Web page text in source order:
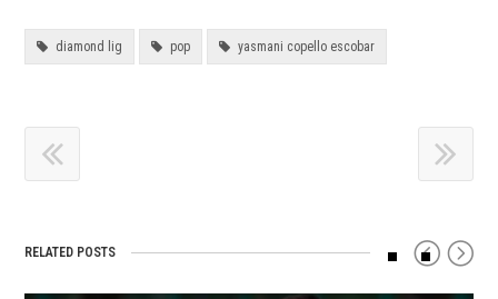
diamond lig pop yasmani copello escobar
RELATED POSTS